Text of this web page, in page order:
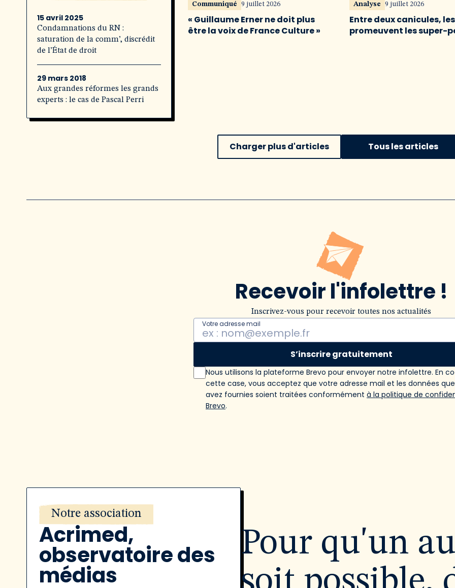
15 avril 2025
Condamnations du RN :
saturation de la comm’, discrédit
de l’État de droit
29 mars 2018
Aux grandes réformes les grands
experts : le cas de Pascal Perri
Communiqué 9 juillet 2026
« Guillaume Erner ne doit plus
être la voix de France Culture »
Analyse 9 juillet 2026
Entre deux canicules,
promeuvent les super-
Charger plus d'articles Tous les articles
Recevoir l'infolettre !
Inscrivez-vous pour recevoir toutes nos actualités
Votre adresse mail
S’inscrire gratuitement
Nous utilisons la plateforme Brevo pour envoyer notre infolettre. En
cette case, vous acceptez que votre adresse mail et les données
avez fournies soient traitées conformément à la politique de
Brevo.
Notre association
Acrimed,
observatoire des
médias
Pour qu'un